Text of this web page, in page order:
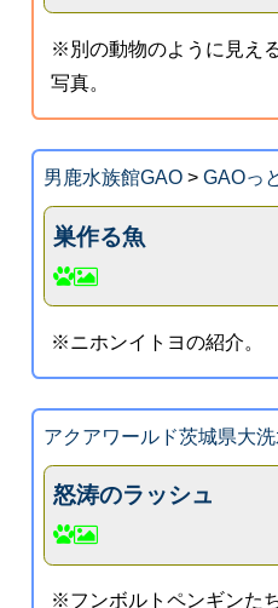
※別の動物のように見え
写真。
男鹿水族館GAO> GAOっ
巣作る魚
※ニホンイトヨの紹介。
アクアワールド茨城県大
怒涛のラッシュ
※フンボルトペンギンた